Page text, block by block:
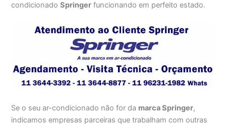
condicionadoSpringer funcionando em perfeito estado.
Se o seu ar-condicionado não for da marca Springer,
indicamos empresas parceiras que trabalham com outras